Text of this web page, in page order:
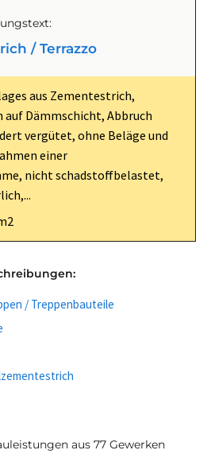
/ Terrazzo
aus Zementestrich,
Dämmschicht, Abbruch
vergütet, ohne Beläge und
einer
nicht schadstoffbelastet,
/ Treppenbauteile
aus 77 Gewerken